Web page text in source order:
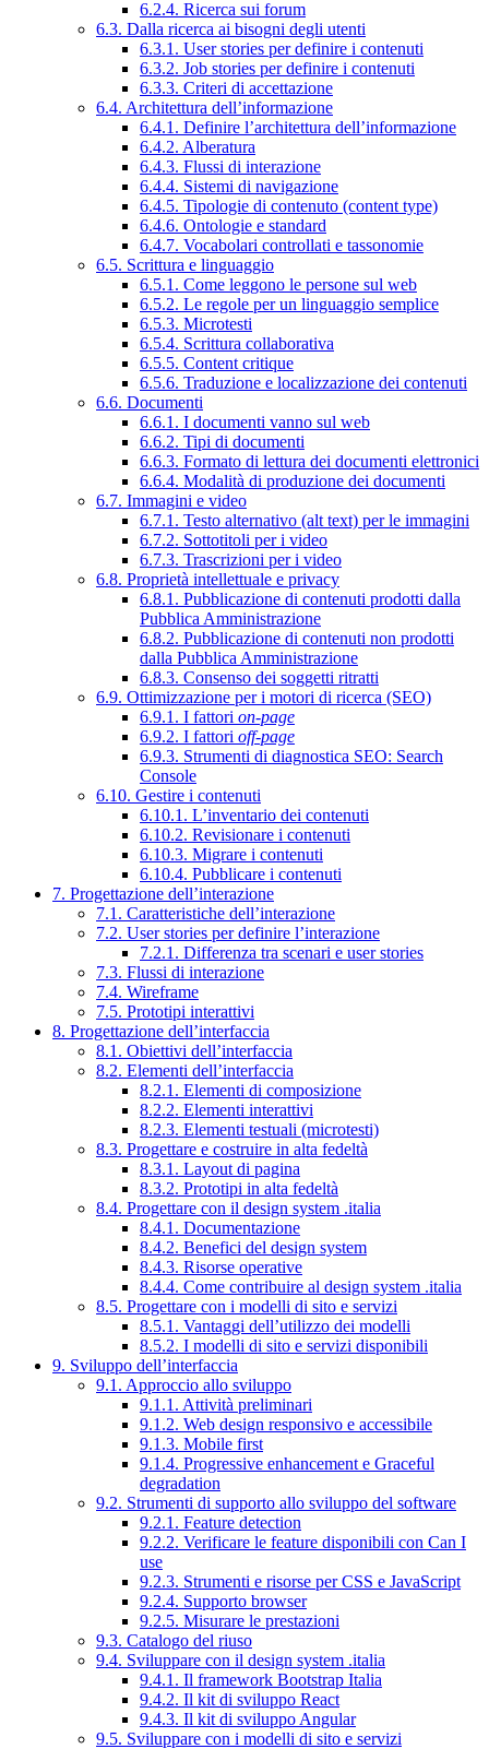
6.2.4. Ricerca sui forum
6.3. Dalla ricerca ai bisogni degli utenti
6.3.1. User stories per definire i contenuti
6.3.2. Job stories per definire i contenuti
6.3.3. Criteri di accettazione
6.4. Architettura dell’informazione
6.4.1. Definire l’architettura dell’informazione
6.4.2. Alberatura
6.4.3. Flussi di interazione
6.4.4. Sistemi di navigazione
6.4.5. Tipologie di contenuto (content type)
6.4.6. Ontologie e standard
6.4.7. Vocabolari controllati e tassonomie
6.5. Scrittura e linguaggio
6.5.1. Come leggono le persone sul web
6.5.2. Le regole per un linguaggio semplice
6.5.3. Microtesti
6.5.4. Scrittura collaborativa
6.5.5. Content critique
6.5.6. Traduzione e localizzazione dei contenuti
6.6. Documenti
6.6.1. I documenti vanno sul web
6.6.2. Tipi di documenti
6.6.3. Formato di lettura dei documenti elettronici
6.6.4. Modalità di produzione dei documenti
6.7. Immagini e video
6.7.1. Testo alternativo (alt text) per le immagini
6.7.2. Sottotitoli per i video
6.7.3. Trascrizioni per i video
6.8. Proprietà intellettuale e privacy
6.8.1. Pubblicazione di contenuti prodotti dalla
Pubblica Amministrazione
6.8.2. Pubblicazione di contenuti non prodotti
dalla Pubblica Amministrazione
6.8.3. Consenso dei soggetti ritratti
6.9. Ottimizzazione per i motori di ricerca (SEO)
6.9.1. I fattori on-page
6.9.2. I fattori off-page
6.9.3. Strumenti di diagnostica SEO: Search
Console
6.10. Gestire i contenuti
6.10.1. L’inventario dei contenuti
6.10.2. Revisionare i contenuti
6.10.3. Migrare i contenuti
6.10.4. Pubblicare i contenuti
7. Progettazione dell’interazione
7.1. Caratteristiche dell’interazione
7.2. User stories per definire l’interazione
7.2.1. Differenza tra scenari e user stories
7.3. Flussi di interazione
7.4. Wireframe
7.5. Prototipi interattivi
8. Progettazione dell’interfaccia
8.1. Obiettivi dell’interfaccia
8.2. Elementi dell’interfaccia
8.2.1. Elementi di composizione
8.2.2. Elementi interattivi
8.2.3. Elementi testuali (microtesti)
8.3. Progettare e costruire in alta fedeltà
8.3.1. Layout di pagina
8.3.2. Prototipi in alta fedeltà
8.4. Progettare con il design system .italia
8.4.1. Documentazione
8.4.2. Benefici del design system
8.4.3. Risorse operative
8.4.4. Come contribuire al design system .italia
8.5. Progettare con i modelli di sito e servizi
8.5.1. Vantaggi dell’utilizzo dei modelli
8.5.2. I modelli di sito e servizi disponibili
9. Sviluppo dell’interfaccia
9.1. Approccio allo sviluppo
9.1.1. Attività preliminari
9.1.2. Web design responsivo e accessibile
9.1.3. Mobile first
9.1.4. Progressive enhancement e Graceful
degradation
9.2. Strumenti di supporto allo sviluppo del software
9.2.1. Feature detection
9.2.2. Verificare le feature disponibili con Can I
use
9.2.3. Strumenti e risorse per CSS e JavaScript
9.2.4. Supporto browser
9.2.5. Misurare le prestazioni
9.3. Catalogo del riuso
9.4. Sviluppare con il design system .italia
9.4.1. Il framework Bootstrap Italia
9.4.2. Il kit di sviluppo React
9.4.3. Il kit di sviluppo Angular
9.5. Sviluppare con i modelli di sito e servizi